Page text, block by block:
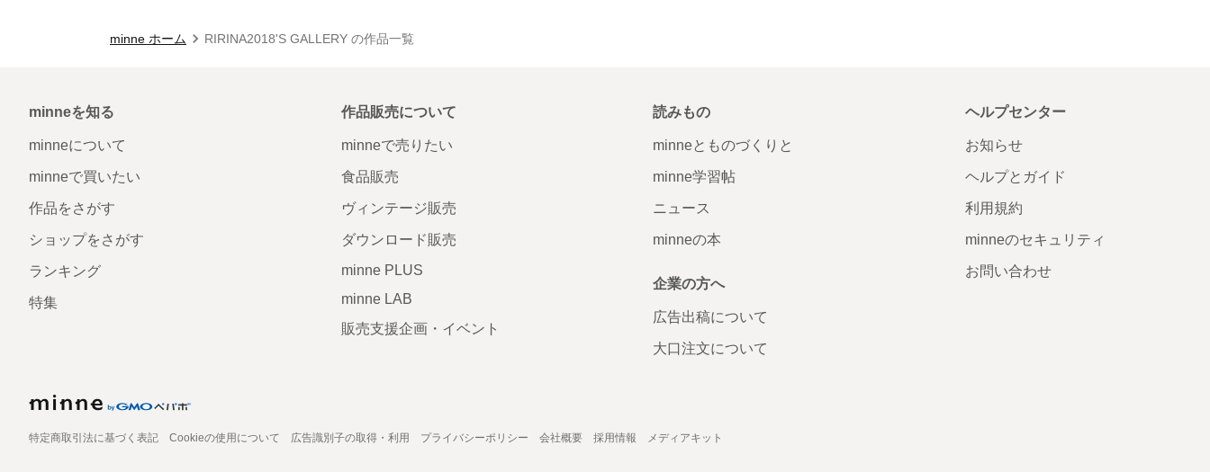
minne ホーム RIRINA2018'S GALLERY の作品一覧
minneを知る
minneについて
minneで買いたい
作品をさがす
ショップをさがす
ランキング
特集
作品販売について
minneで売りたい
食品販売
ヴィンテージ販売
ダウンロード販売
minne PLUS
minne LAB
販売支援企画・イベント
読みもの
minneとものづくりと
minne学習帖
ニュース
minneの本
企業の方へ
広告出稿について
大口注文について
ヘルプセンター
お知らせ
ヘルプとガイド
利用規約
minneのセキュリティ
お問い合わせ
特定商取引法に基づく表記 Cookieの使用について 広告識別子の取得・利用 プライバシーポリシー 会社概要 採用情報 メディアキット